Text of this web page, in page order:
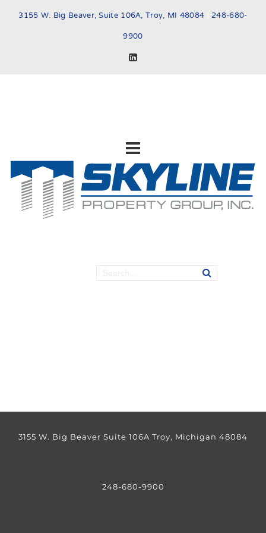
3155 W. Big Beaver, Suite 106A, Troy, MI 48084 248-680-
9900
3155 W. Big Beaver Suite 106A Troy, Michigan 48084
248-680-9900